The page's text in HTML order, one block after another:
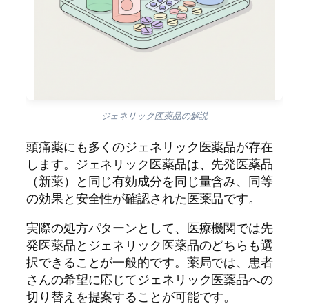
ジェネリック医薬品の解説
頭痛薬にも多くのジェネリック医薬品が存在
します。ジェネリック医薬品は、先発医薬品
（新薬）と同じ有効成分を同じ量含み、同等
の効果と安全性が確認された医薬品です。
実際の処方パターンとして、医療機関では先
発医薬品とジェネリック医薬品のどちらも選
択できることが一般的です。薬局では、患者
さんの希望に応じてジェネリック医薬品への
切り替えを提案することが可能です。